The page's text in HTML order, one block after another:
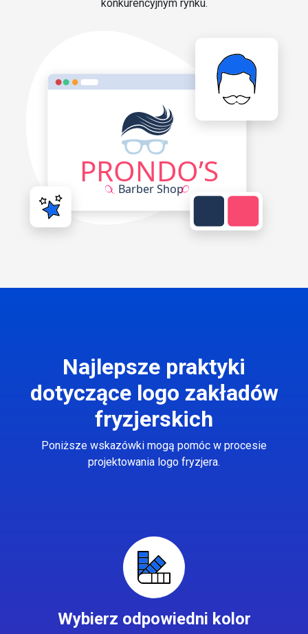
konkurencyjnym rynku.
Najlepsze praktyki
dotyczące logo zakładów
fryzjerskich
Poniższe wskazówki mogą pomóc w procesie
projektowania logo fryzjera.
Wybierz odpowiedni kolor